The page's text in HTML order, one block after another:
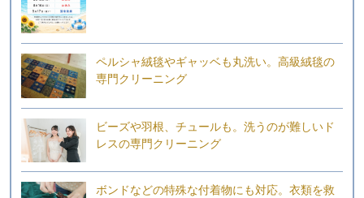
ペルシャ絨毯やギャッベも丸洗い。高級絨毯の
専門クリーニング
ビーズや羽根、チュールも。洗うのが難しいド
レスの専門クリーニング
ボンドなどの特殊な付着物にも対応。衣類を救